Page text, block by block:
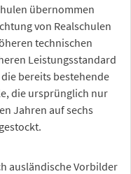
übernommen
von Realschulen
technischen
Leistungsstandard
bereits bestehende
die ursprünglich nur
Jahren auf sechs
ausländische Vorbilder